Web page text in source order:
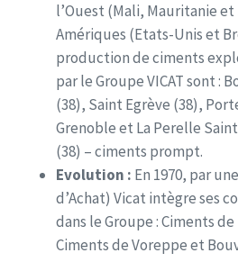
l’Ouest (Mali, Mauritanie
Amériques (Etats-Unis et
production de ciments
par le Groupe VICAT sont :
(38), Saint Egrève (38),
Grenoble et La Perelle
(38) – ciments prompt.
Evolution : En 1970, par
d’Achat) Vicat intègre ses
dans le Groupe : Ciments
Ciments de Voreppe et